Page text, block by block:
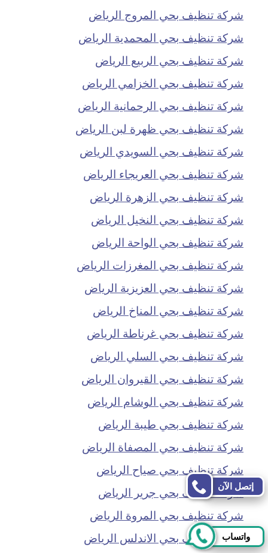
شركة تنظيف بحي المروج الرياض
شركة تنظيف بحي المحمدية الرياض
شركة تنظيف بحي الربيع الرياض
شركة تنظيف بحي الخزامي الرياض
شركة تنظيف بحي الرحمانية الرياض
شركة تنظيف بحي ظهرة لبن الرياض
شركة تنظيف بحي السويدي الرياض
شركة تنظيف بحي العريجاء الرياض
شركة تنظيف بحي الزهرة الرياض
شركة تنظيف بحي النخيل الرياض
شركة تنظيف بحي الواحة الرياض
شركة تنظيف بحي المغرزات الرياض
شركة تنظيف بحي العزيزية الرياض
شركة تنظيف بحي المناخ الرياض
شركة تنظيف بحي غرناطة الرياض
شركة تنظيف بحي السلي الرياض
شركة تنظيف بحي القيروان الرياض
شركة تنظيف بحي الوشام الرياض
شركة تنظيف بحي طيبة الرياض
شركة تنظيف بحي المصفاة الرياض
شركة تنظيف بحي صياح الرياض
شركة تنظيف بحي جرير الرياض
شركة تنظيف بحي المروة الرياض
شركة تنظيف بحي الاندلس الرياض
إتصل الآن
واتساب